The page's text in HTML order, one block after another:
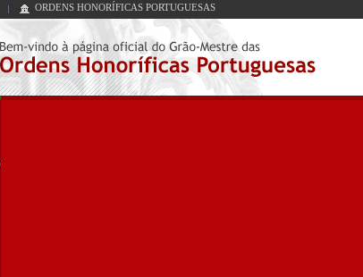
ORDENS HONORÍFICAS PORTUGUESAS